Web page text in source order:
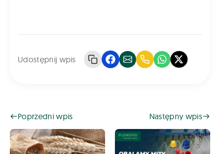
Udostępnij wpis
Poprzedni wpis Następny wpis